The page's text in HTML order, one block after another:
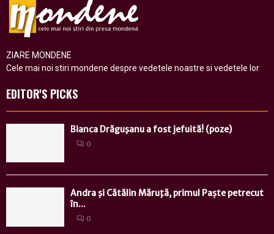
ZIARE MONDENE
Cele mai noi stiri mondene despre vedetele noastre si vedetele lor
EDITOR'S PICKS
Bianca Drăguşanu a fost jefuită! (poze)
0
Andra şi Cătălin Măruţă, primul Paște petrecut
în...
0